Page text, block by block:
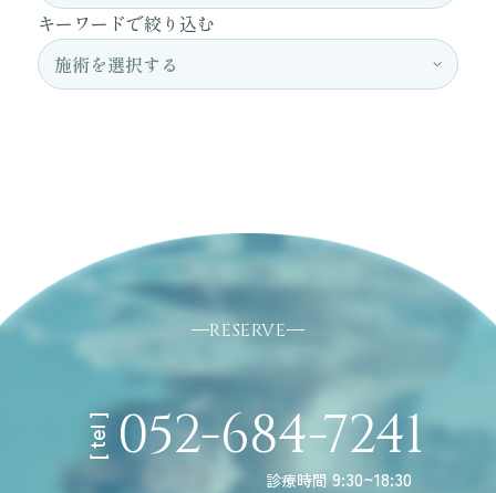
キーワードで絞り込む
RESERVE
[ tel ] 052-684-7241
診療時間 9:30~18:30